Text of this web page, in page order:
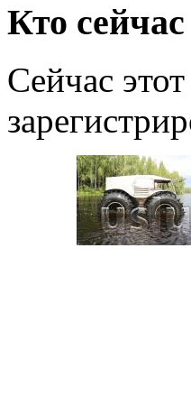
Кто
Сейчас